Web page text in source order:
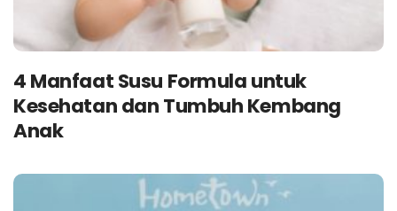
4 Manfaat Susu Formula untuk
Kesehatan dan Tumbuh Kembang
Anak